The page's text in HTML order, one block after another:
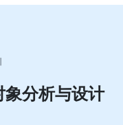
分析与设计